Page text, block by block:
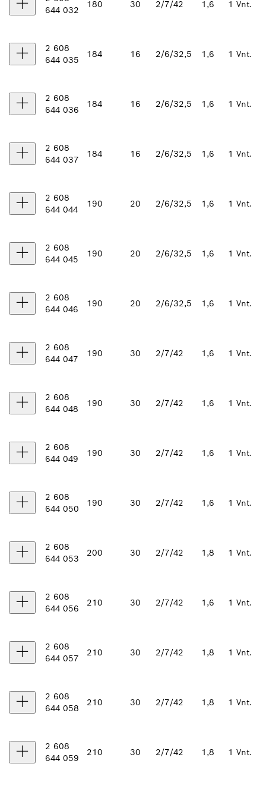
644 032
180 30 2/7/42 1,6 1 Vnt.
2 608
644 035
184 16 2/6/32,5 1,6 1 Vnt.
2 608
644 036
184 16 2/6/32,5 1,6 1 Vnt.
2 608
644 037
184 16 2/6/32,5 1,6 1 Vnt.
2 608
644 044
190 20 2/6/32,5 1,6 1 Vnt.
2 608
644 045
190 20 2/6/32,5 1,6 1 Vnt.
2 608
644 046
190 20 2/6/32,5 1,6 1 Vnt.
2 608
644 047
190 30 2/7/42 1,6 1 Vnt.
2 608
644 048
190 30 2/7/42 1,6 1 Vnt.
2 608
644 049
190 30 2/7/42 1,6 1 Vnt.
2 608
644 050
190 30 2/7/42 1,6 1 Vnt.
2 608
644 053
200 30 2/7/42 1,8 1 Vnt.
2 608
644 056
210 30 2/7/42 1,6 1 Vnt.
2 608
644 057
210 30 2/7/42 1,8 1 Vnt.
2 608
644 058
210 30 2/7/42 1,8 1 Vnt.
2 608
644 059
210 30 2/7/42 1,8 1 Vnt.